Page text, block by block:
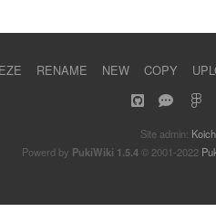
RENAME NEW COPY
Site admin:
Powerd by PukiWiki 1.5.4© 2001-2022